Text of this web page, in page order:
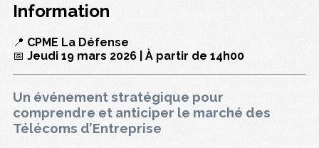
Information
📍 CPME La Défense
📅 Jeudi 19 mars 2026 | À partir de 14h00
Un événement stratégique pour
comprendre et anticiper le marché des
Télécoms d’Entreprise